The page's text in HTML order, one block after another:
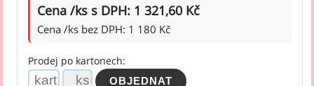
Cena /ks s DPH: 1 321,60 Kč
Cena /ks bez DPH: 1 180 Kč
Prodej po kartonech: